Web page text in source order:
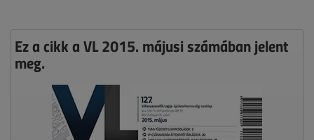
Ez a cikk a VL 2015. májusi számában jelent
meg.